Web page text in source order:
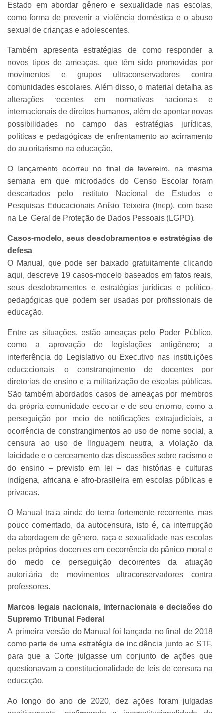
Estado em abordar gênero e sexualidade nas escolas,
como forma de prevenir a violência doméstica e o abuso
sexual de crianças e adolescentes.
Também apresenta estratégias de como responder a
novos tipos de ameaças, que têm sido promovidas por
movimentos e grupos ultraconservadores contra
comunidades escolares. Além disso, o material detalha as
alterações recentes em normativas nacionais e
internacionais de direitos humanos, além de apontar novas
possibilidades no campo das estratégias jurídicas,
políticas e pedagógicas de enfrentamento ao acirramento
do autoritarismo na educação.
O lançamento ocorreu no final de fevereiro, na mesma
semana em que microdados do Censo Escolar foram
descartados pelo Instituto Nacional de Estudos e
Pesquisas Educacionais Anísio Teixeira (Inep), com base
na Lei Geral de Proteção de Dados Pessoais (LGPD).
Casos-modelo, seus desdobramentos e estratégias de
defesa
O Manual, que pode ser baixado gratuitamente clicando
aqui, descreve 19 casos-modelo baseados em fatos reais,
seus desdobramentos e estratégias jurídicas e político-
pedagógicas que podem ser usadas por profissionais de
educação.
Entre as situações, estão ameaças pelo Poder Público,
como a aprovação de legislações antigênero; a
interferência do Legislativo ou Executivo nas instituições
educacionais; o constrangimento de docentes por
diretorias de ensino e a militarização de escolas públicas.
São também abordados casos de ameaças por membros
da própria comunidade escolar e de seu entorno, como a
perseguição por meio de notificações extrajudiciais, a
ocorrência de constrangimentos ao uso de nome social, a
censura ao uso de linguagem neutra, a violação da
laicidade e o cerceamento das discussões sobre racismo e
do ensino – previsto em lei – das histórias e culturas
indígena, africana e afro-brasileira em escolas públicas e
privadas.
O Manual trata ainda do tema fortemente recorrente, mas
pouco comentado, da autocensura, isto é, da interrupção
da abordagem de gênero, raça e sexualidade nas escolas
pelos próprios docentes em decorrência do pânico moral e
do medo de perseguição decorrentes da atuação
autoritária de movimentos ultraconservadores contra
professores.
Marcos legais nacionais, internacionais e decisões do
Supremo Tribunal Federal
A primeira versão do Manual foi lançada no final de 2018
como parte de uma estratégia de incidência junto ao STF,
para que a Corte julgasse um conjunto de ações que
questionavam a constitucionalidade de leis de censura na
educação.
Ao longo do ano de 2020, dez ações foram julgadas